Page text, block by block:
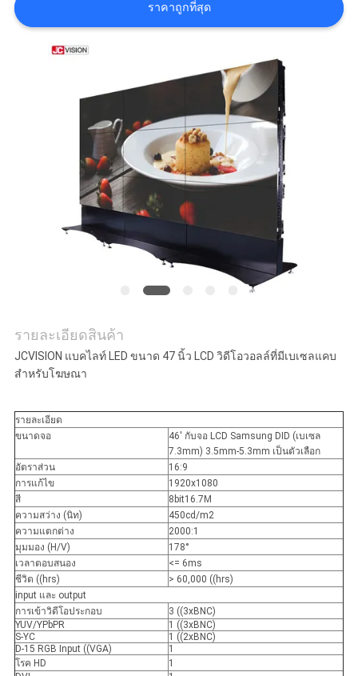
ขอ
นโยบาย
ส่วน
ตัว
ราคาถูกที่สุด
รายละเอียดสินค้า
JCVISION แบคไลท์ LED ขนาด 47 นิ้ว LCD วิดีโอวอลล์ที่มีเบเซลแคบ
สําหรับโฆษณา
รายละเอียด
ขนาดจอ
46' กับจอ LCD Samsung DID (เบเซล
7.3mm) 3.5mm-5.3mm เป็นตัวเลือก
อัตราส่วน
16:9
การแก้ไข
1920x1080
สี
8bit16.7M
ความสว่าง (นิท)
450cd/m2
ความแตกต่าง
2000:1
มุมมอง (H/V)
178°
เวลาตอบสนอง
<= 6ms
ชีวิต ((hrs)
> 60,000 ((hrs)
input และ output
การเข้าวิดีโอประกอบ
3 ((3xBNC)
YUV/YPbPR
1 ((3xBNC)
S-YC
1 ((2xBNC)
D-15 RGB Input ((VGA)
1
โรค HD
1